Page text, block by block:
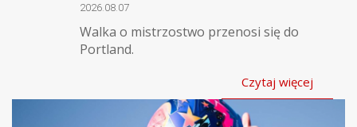
2026.08.07
Walka o mistrzostwo przenosi się do
Portland.
Czytaj więcej